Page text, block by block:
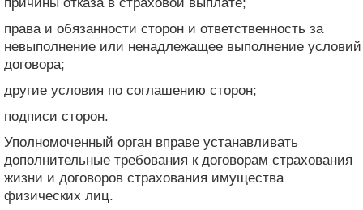
права и обязанности сторон и ответственность за
невыполнение или ненадлежащее выполнение условий
договора;
другие условия по соглашению сторон;
подписи сторон.
Уполномоченный орган вправе устанавливать
дополнительные требования к договорам страхования
жизни и договоров страхования имущества
физических лиц.